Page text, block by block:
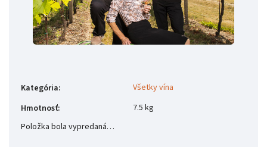
Kategória:
Všetky vína
Hmotnosť:
7.5 kg
Položka bola vypredaná…